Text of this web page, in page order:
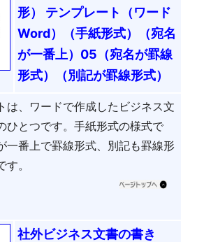
形） テンプレート（ワード
Word）（手紙形式）（宛名
が一番上）05（宛名が罫線
形式）（別記が罫線形式）
は、ワードで作成したビジネス文
ひとつです。手紙形式の様式で
一番上で罫線形式、別記も罫線形
。
社外ビジネス文書の書き